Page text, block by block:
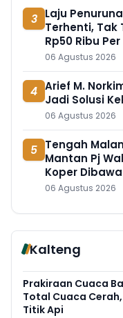
3 Laju
Terhenti,
Rp50 Ribu
06 Agustus 2026
4 Arief M.
Jadi Solusi
06 Agustus 2026
5 Tengah
Mantan Pj
Koper Dibawa
06 Agustus 2026
Kalteng
Prakiraan Cuaca
Total Cuaca
Titik Api